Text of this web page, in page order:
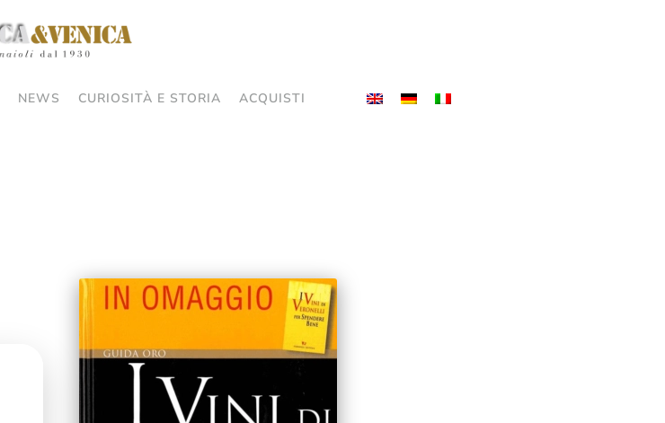
NEWS CURIOSITÀ E STORIA ACQUISTI